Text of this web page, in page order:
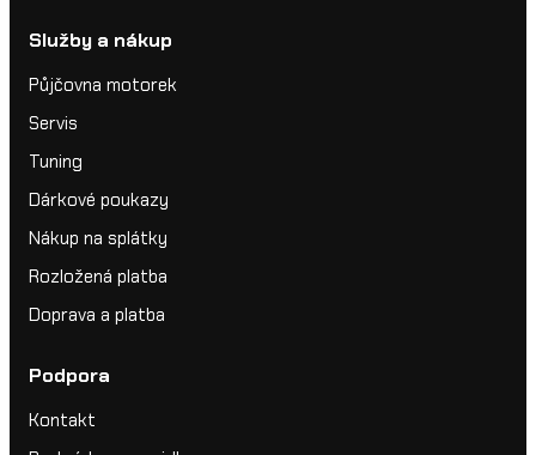
Služby a nákup
Půjčovna motorek
Servis
Tuning
Dárkové poukazy
Nákup na splátky
Rozložená platba
Doprava a platba
Podpora
Kontakt